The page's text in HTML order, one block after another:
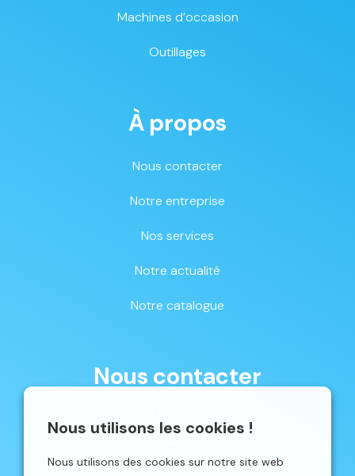
Nous utilisons les cookies !
Nous utilisons des cookies sur notre site web
Machines d’occasion
Outillages
À propos
Nous contacter
Notre entreprise
Nos services
Notre actualité
Notre catalogue
Nous contacter
mschene@schene.be
Avenue du Parc 16 | 4650 CHAINEUX